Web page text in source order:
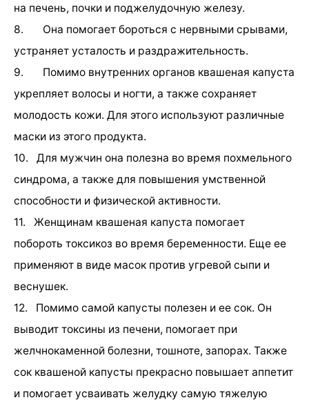
на печень, почки и поджелудочную железу.
8. Она помогает бороться с нервными срывами,
устраняет усталость и раздражительность.
9. Помимо внутренних органов квашеная капуста
укрепляет волосы и ногти, а также сохраняет
молодость кожи. Для этого используют различные
маски из этого продукта.
10. Для мужчин она полезна во время похмельного
синдрома, а также для повышения умственной
способности и физической активности.
11. Женщинам квашеная капуста помогает
побороть токсикоз во время беременности. Еще ее
применяют в виде масок против угревой сыпи и
веснушек.
12. Помимо самой капусты полезен и ее сок. Он
выводит токсины из печени, помогает при
желчнокаменной болезни, тошноте, запорах. Также
сок квашеной капусты прекрасно повышает аппетит
и помогает усваивать желудку самую тяжелую